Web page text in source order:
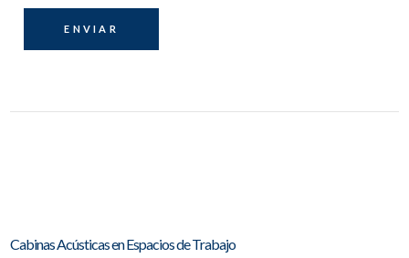
Cabinas Acústicas en Espacios de Trabajo